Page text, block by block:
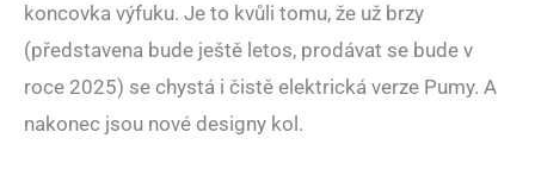
koncovka výfuku. Je to kvůli tomu, že už brzy
(představena bude ještě letos, prodávat se bude v
roce 2025) se chystá i čistě elektrická verze Pumy. A
nakonec jsou nové designy kol.